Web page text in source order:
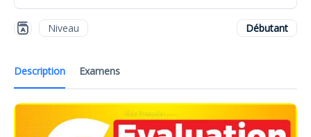
Description Examens
Niveau Débutant